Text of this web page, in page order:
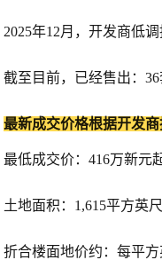
2025年12月，开发商低
截至目前，已经售出：36
最新成交价格根据开发
最低成交价：416万新元
土地面积：1,615平方英尺
折合楼面地价约：每平方